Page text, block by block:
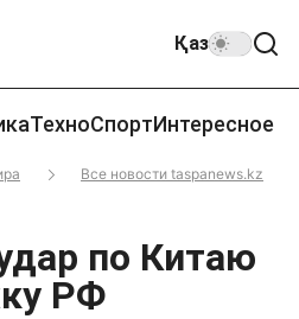
Қаз
ТехноСпортИнтересное
Все новости taspanews.kz
по Китаю
РФ